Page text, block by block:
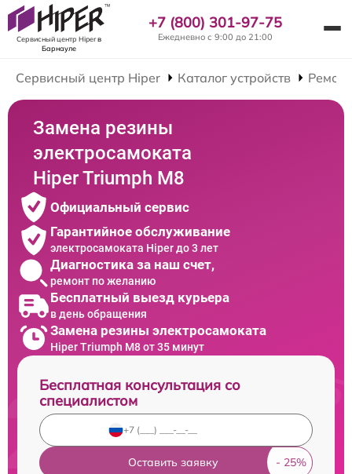
Сервисный центр Hiperв
Барнауле
+7 (800) 301-97-75
Ежедневно с 9:00 до 21:00
Сервисный центр Hiper Каталог устройств
Замена резины
электросамоката
Hiper Triumph M8
Официальный сервис
Гарантийное обслуживание
электросамоката Hiper до 3 лет
Диагностика за наш счет,
ремонт по желанию
Бесплатный выезд курьера
в день обращения
Замена резины электросамоката
Hiper Triumph M8 от 35 минут
Бесплатная консультация со
специалистом
Оставить заявку